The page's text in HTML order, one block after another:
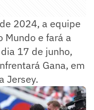
2024, a equipe
Mundo e fará a
17 de junho,
Gana, em
Jersey.